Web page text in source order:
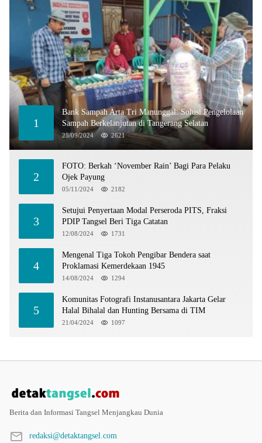
1
Bank Sampah Arta Tri Manunggal: Solusi Pengelolaan
Sampah Berkelanjutan di Tangerang Selatan
25/09/2024 2621
2
FOTO: Berkah ‘November Rain’ Bagi Para Pelaku
Ojek Payung
05/11/2024 2182
3
Setujui Penyertaan Modal Perseroda PITS, Fraksi
PDIP Tangsel Beri Tiga Catatan
12/08/2024 1731
4
Mengenal Tiga Tokoh Pengibar Bendera saat
Proklamasi Kemerdekaan 1945
14/08/2024 1294
5
Komunitas Fotografi Instanusantara Jakarta Gelar
Halal Bihalal dan Hunting Bersama di TIM
21/04/2024 1097
Berita dan Informasi Tangsel Menjangkau Dunia
redaksi@detaktangsel.com